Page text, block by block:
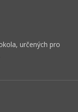
určených pro